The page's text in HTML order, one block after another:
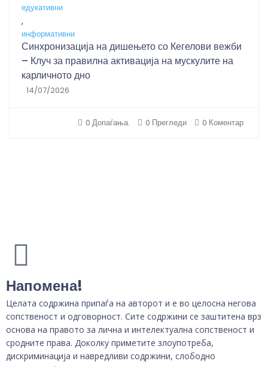
едукативни
,
информативни
Синхронизација на дишењето со Кегелови вежби
– Клуч за правилна активација на мускулите на
карличното дно
14/07/2026
0 Допаѓања. 0 Прегледи 0 Коментар
Напомена!
Целата содржина припаѓа на авторот и е во целосна негова
сопственост и одговорност. Сите содржини се заштитена врз
основа на правото за лична и интелектуална сопственост и
сродните права. Доколку приметите злоупотреба,
дискриминација и навредливи содржини, слободно